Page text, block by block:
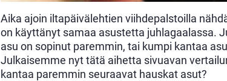
Aika ajoin iltapäivälehtien viihdepalstoilla
on käyttänyt samaa asustetta juhlagaalassa.
asu on sopinut paremmin, tai kumpi kantaa
Julkaisemme nyt tätä aihetta sivuavan
kantaa paremmin seuraavat hauskat asut?